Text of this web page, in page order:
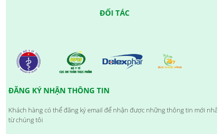
ĐỐI TÁC
ĐĂNG KÝ NHẬN THÔNG TIN
Khách hàng có thể đăng ký email để nhận được những thông tin mới nhất
từ chúng tôi